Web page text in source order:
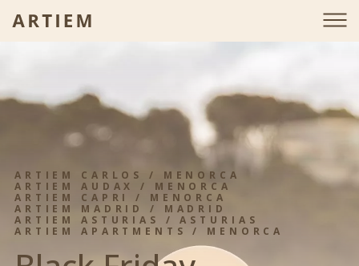
ARTIEM CARLOS / MENORCA
ARTIEM AUDAX / MENORCA
ARTIEM CAPRI / MENORCA
ARTIEM MADRID / MADRID
ARTIEM ASTURIAS / ASTURIAS
ARTIEM APARTMENTS / MENORCA